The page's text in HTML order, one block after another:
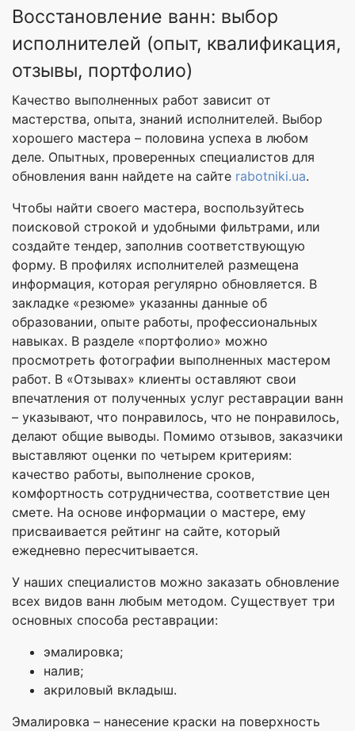
Восстановление ванн: выбор
исполнителей (опыт, квалификация,
отзывы, портфолио)
Качество выполненных работ зависит от
мастерства, опыта, знаний исполнителей. Выбор
хорошего мастера – половина успеха в любом
деле. Опытных, проверенных специалистов для
обновления ванн найдете на сайте rabotniki.ua.
Чтобы найти своего мастера, воспользуйтесь
поисковой строкой и удобными фильтрами, или
создайте тендер, заполнив соответствующую
форму. В профилях исполнителей размещена
информация, которая регулярно обновляется. В
закладке «резюме» указанны данные об
образовании, опыте работы, профессиональных
навыках. В разделе «портфолио» можно
просмотреть фотографии выполненных мастером
работ. В «Отзывах» клиенты оставляют свои
впечатления от полученных услуг реставрации ванн
– указывают, что понравилось, что не понравилось,
делают общие выводы. Помимо отзывов, заказчики
выставляют оценки по четырем критериям:
качество работы, выполнение сроков,
комфортность сотрудничества, соответствие цен
смете. На основе информации о мастере, ему
присваивается рейтинг на сайте, который
ежедневно пересчитывается.
У наших специалистов можно заказать обновление
всех видов ванн любым методом. Существует три
основных способа реставрации:
эмалировка;
налив;
акриловый вкладыш.
Эмалировка – нанесение краски на поверхность